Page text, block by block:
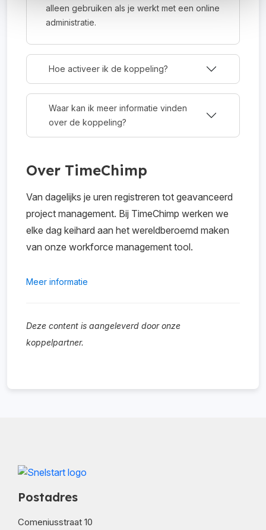
alleen gebruiken als je werkt met een online
administratie.
Hoe activeer ik de koppeling?
Waar kan ik meer informatie vinden
over de koppeling?
Over TimeChimp
Van dagelijks je uren registreren tot geavanceerd
project management. Bij TimeChimp werken we
elke dag keihard aan het wereldberoemd maken
van onze workforce management tool.
Meer informatie
Deze content is aangeleverd door onze
koppelpartner.
Postadres
Comeniusstraat 10